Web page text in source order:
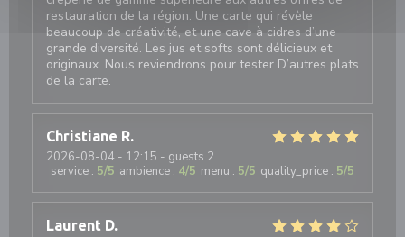
restauration de la région. Une carte qui révèle
beaucoup de créativité, et une cave à cidres d’une
grande diversité. Les jus et softs sont délicieux et
originaux. Nous reviendrons pour tester D’autres plats
de la carte.
Christiane R
2026-08-04 - 12:15 - guests 2
service : 5/5 ambience : 4/5 menu : 5/5 quality_price : 5/5
Laurent D